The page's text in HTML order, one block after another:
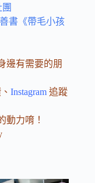
書《帶毛小孩
邊有需要的朋
Instagram 追蹤
動力唷！